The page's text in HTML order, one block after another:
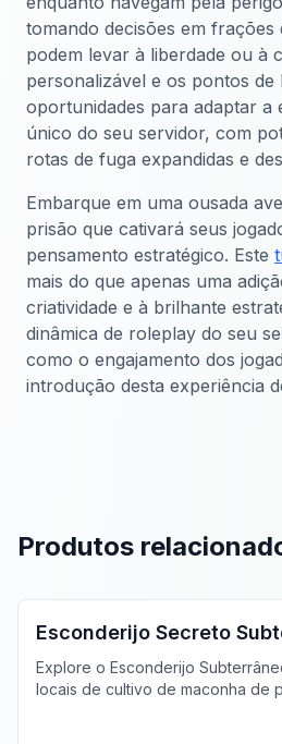
tomando decisões em frações
podem levar à liberdade ou à
personalizável e os pontos
oportunidades para adaptar a
único do seu servidor, com
rotas de fuga expandidas e
Embarque em uma ousada
prisão que cativará seus
pensamento estratégico. Este
mais do que apenas uma
criatividade e à brilhante
dinâmica de roleplay do seu
como o engajamento dos
introdução desta experiência
Produtos
Esconderijo Secreto
Explore o Esconderijo
locais de cultivo de maconha de